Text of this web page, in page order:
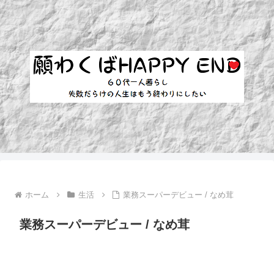
ホーム 生活 業務スーパーデビュー / なめ茸
業務スーパーデビュー / なめ茸